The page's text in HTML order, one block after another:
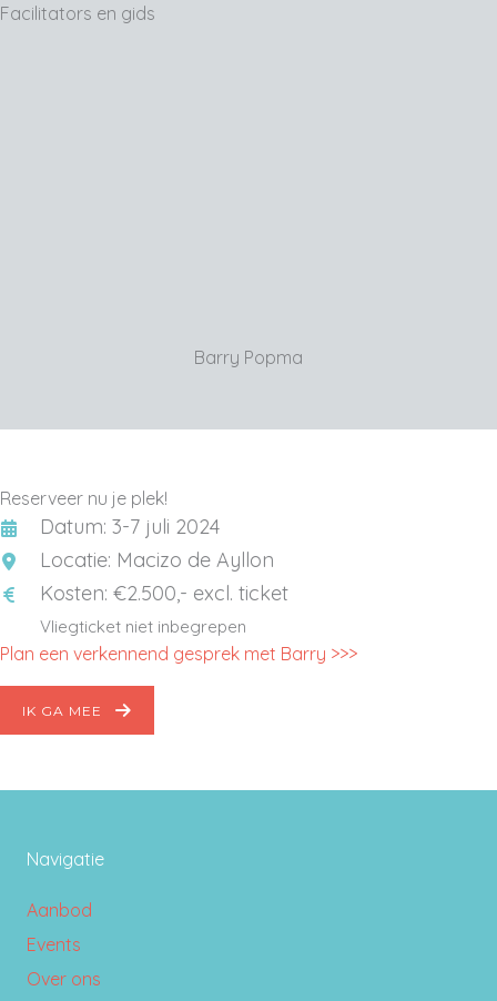
Facilitators en gids
Barry Popma
Reserveer nu je plek!
Datum: 3-7 juli 2024
Locatie: Macizo de Ayllon
Kosten: €2.500,- excl. ticket
Vliegticket niet inbegrepen
Plan een verkennend gesprek met Barry >>>
IK GA MEE
Navigatie
Aanbod
Events
Over ons